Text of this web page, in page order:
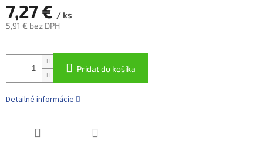
7,27 € / ks
5,91 € bez DPH
cena:
Pridať do košíka
Detailné informácie